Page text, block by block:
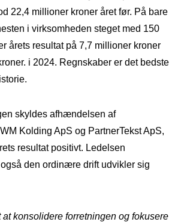
22,4 millioner kroner året før. På bare
i virksomheden steget med 150
årets resultat på 7,7 millioner kroner
i 2024. Regnskaber er det bedste
skyldes afhændelsen af
Kolding ApS og PartnerTekst ApS,
resultat positivt. Ledelsen
den ordinære drift udvikler sig
konsolidere forretningen og fokusere